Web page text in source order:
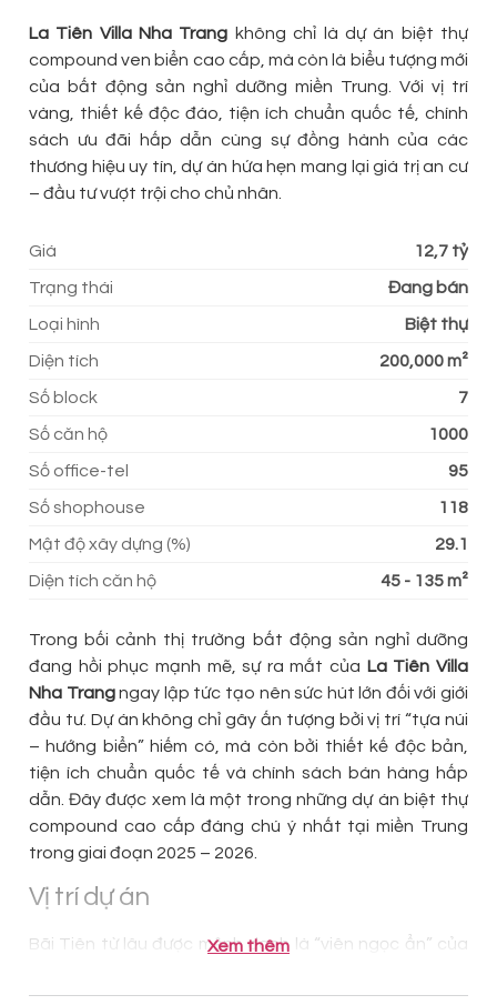
La Tiên Villa Nha Trang không chỉ là dự án biệt thự
compound ven biển cao cấp, mà còn là biểu tượng mới
của bất động sản nghỉ dưỡng miền Trung. Với vị trí
vàng, thiết kế độc đáo, tiện ích chuẩn quốc tế, chính
sách ưu đãi hấp dẫn cùng sự đồng hành của các
thương hiệu uy tín, dự án hứa hẹn mang lại giá trị an cư
– đầu tư vượt trội cho chủ nhân.
Giá 12,7 tỷ
Trạng thái Đang bán
Loại hình Biệt thự
Diện tích 200,000 m²
Số block 7
Số căn hộ 1000
Số office-tel 95
Số shophouse 118
Mật độ xây dựng (%) 29.1
Diện tích căn hộ 45 - 135 m²
Trong bối cảnh thị trường bất động sản nghỉ dưỡng
đang hồi phục mạnh mẽ, sự ra mắt của La Tiên Villa
Nha Trangngay lập tức tạo nên sức hút lớn đối với giới
đầu tư. Dự án không chỉ gây ấn tượng bởi vị trí “tựa núi
– hướng biển” hiếm có, mà còn bởi thiết kế độc bản,
tiện ích chuẩn quốc tế và chính sách bán hàng hấp
dẫn. Đây được xem là một trong những dự án biệt thự
compound cao cấp đáng chú ý nhất tại miền Trung
trong giai đoạn 2025 – 2026.
Vị trí dự án
Bãi Tiên từ lâu được mệnh danh là “viên ngọc ẩn” của
không gian biển – núi – vịnh hài hòa.La Tiên Villatọa
Xem thêm